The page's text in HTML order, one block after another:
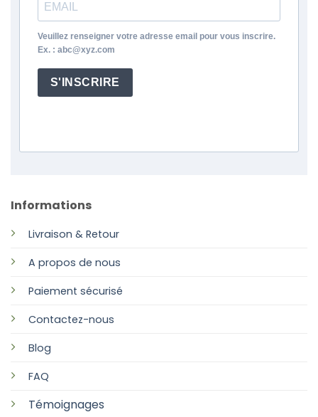
Informations
Livraison & Retour
A propos de nous
Paiement sécurisé
Contactez-nous
Blog
FAQ
Témoignages
Veuillez renseigner votre adresse email pour vous inscrire.
Ex. : abc@xyz.com
S'INSCRIRE